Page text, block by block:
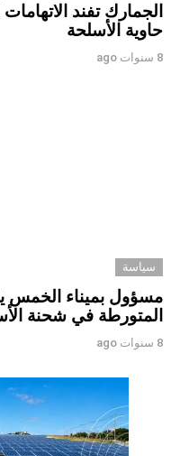
الجمارك تفند
حاوية الأسلحة
8 سنوات ago
سياسة
مسؤول بميناء
المتورطة في شحنة
8 سنوات ago